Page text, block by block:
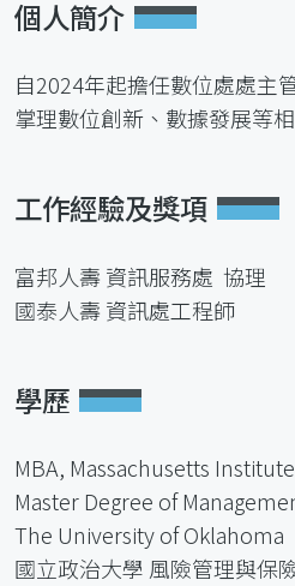
個人簡介
自2024年起擔任數位處處主
掌理數位創新、數據發展等
工作經驗及獎項
富邦人壽 資訊服務處 協理
國泰人壽 資訊處工程師
學歷
MBA, Massachusetts
Master Degree of
The University of Oklahoma
國立政治大學 風險管理與保